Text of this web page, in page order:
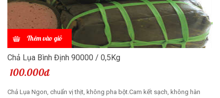
Thêm vào giỏ
Chả Lụa Bình Định 90000 / 0,5Kg
100.000đ
Chả Lụa Ngon, chuẩn vị thịt, không pha bột.Cam kết sạch, không hàn